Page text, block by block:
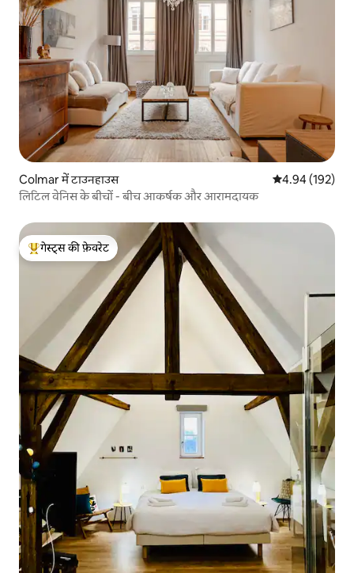
Colmar में टाउनहाउस औसत रेटिंग 5 में से
4.94 (192)
लिटिल वेनिस के बीचों - बीच आकर्षक और आरामदायक
गेस्ट्स का टॉप फ़ेवरेट
गेस्ट्स की फ़ेवरेट